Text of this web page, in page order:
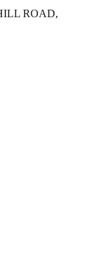
ROAD,